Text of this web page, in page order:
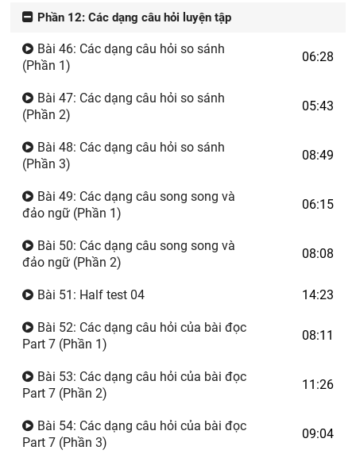
Phần 12: Các dạng câu hỏi luyện tập
Bài 46: Các dạng câu hỏi so sánh
(Phần 1)
06:28
Bài 47: Các dạng câu hỏi so sánh
(Phần 2)
05:43
Bài 48: Các dạng câu hỏi so sánh
(Phần 3)
08:49
Bài 49: Các dạng câu song song và
đảo ngữ (Phần 1)
06:15
Bài 50: Các dạng câu song song và
đảo ngữ (Phần 2)
08:08
Bài 51: Half test 04 14:23
Bài 52: Các dạng câu hỏi của bài đọc
Part 7 (Phần 1)
08:11
Bài 53: Các dạng câu hỏi của bài đọc
Part 7 (Phần 2)
11:26
Bài 54: Các dạng câu hỏi của bài đọc
Part 7 (Phần 3)
09:04